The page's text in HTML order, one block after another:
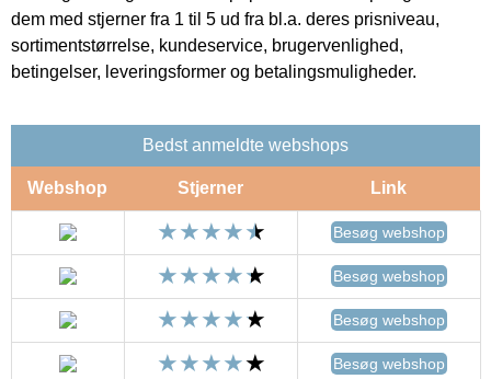
dem med stjerner fra 1 til 5 ud fra bl.a. deres prisniveau,
sortimentstørrelse, kundeservice, brugervenlighed,
betingelser, leveringsformer og betalingsmuligheder.
Bedst anmeldte webshops
Webshop Stjerner Link
Besøg webshop
Besøg webshop
Besøg webshop
Besøg webshop